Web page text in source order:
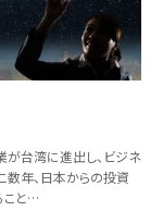
台湾に進出し、ビジネ
数年、日本からの投資
こと…